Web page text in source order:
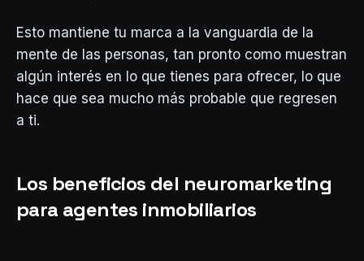
Esto mantiene tu marca a la vanguardia de la
mente de las personas, tan pronto como muestran
algún interés en lo que tienes para ofrecer, lo que
hace que sea mucho más probable que regresen
a ti.
Los beneficios del neuromarketing
para agentes inmobiliarios